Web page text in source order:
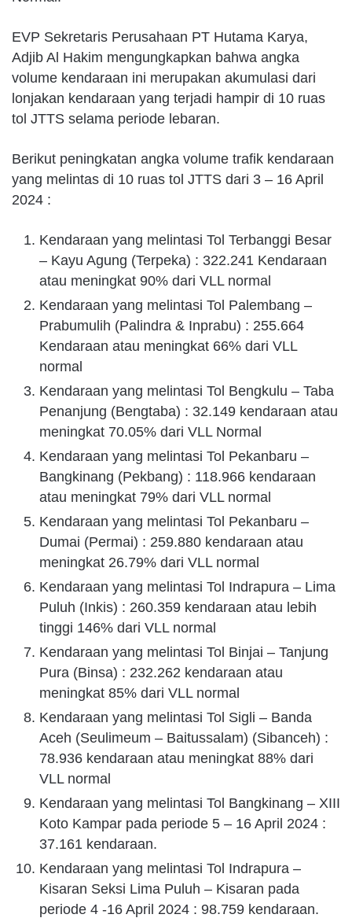
EVP Sekretaris Perusahaan PT Hutama Karya,
Adjib Al Hakim mengungkapkan bahwa angka
volume kendaraan ini merupakan akumulasi dari
lonjakan kendaraan yang terjadi hampir di 10 ruas
tol JTTS selama periode lebaran.
Berikut peningkatan angka volume trafik kendaraan
yang melintas di 10 ruas tol JTTS dari 3 – 16 April
2024 :
Kendaraan yang melintasi Tol Terbanggi Besar
– Kayu Agung (Terpeka) : 322.241 Kendaraan
atau meningkat 90% dari VLL normal
Kendaraan yang melintasi Tol Palembang –
Prabumulih (Palindra & Inprabu) : 255.664
Kendaraan atau meningkat 66% dari VLL
normal
Kendaraan yang melintasi Tol Bengkulu – Taba
Penanjung (Bengtaba) : 32.149 kendaraan atau
meningkat 70.05% dari VLL Normal
Kendaraan yang melintasi Tol Pekanbaru –
Bangkinang (Pekbang) : 118.966 kendaraan
atau meningkat 79% dari VLL normal
Kendaraan yang melintasi Tol Pekanbaru –
Dumai (Permai) : 259.880 kendaraan atau
meningkat 26.79% dari VLL normal
Kendaraan yang melintasi Tol Indrapura – Lima
Puluh (Inkis) : 260.359 kendaraan atau lebih
tinggi 146% dari VLL normal
Kendaraan yang melintasi Tol Binjai – Tanjung
Pura (Binsa) : 232.262 kendaraan atau
meningkat 85% dari VLL normal
Kendaraan yang melintasi Tol Sigli – Banda
Aceh (Seulimeum – Baitussalam) (Sibanceh) :
78.936 kendaraan atau meningkat 88% dari
VLL normal
Kendaraan yang melintasi Tol Bangkinang – XIII
Koto Kampar pada periode 5 – 16 April 2024 :
37.161 kendaraan.
Kendaraan yang melintasi Tol Indrapura –
Kisaran Seksi Lima Puluh – Kisaran pada
periode 4 -16 April 2024 : 98.759 kendaraan.